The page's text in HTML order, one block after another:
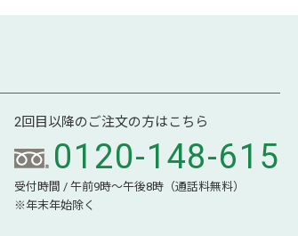
2回目以降のご注文の方はこちら
0120-148-615
受付時間 / 午前9時～午後8時（通話料無料）
※年末年始除く